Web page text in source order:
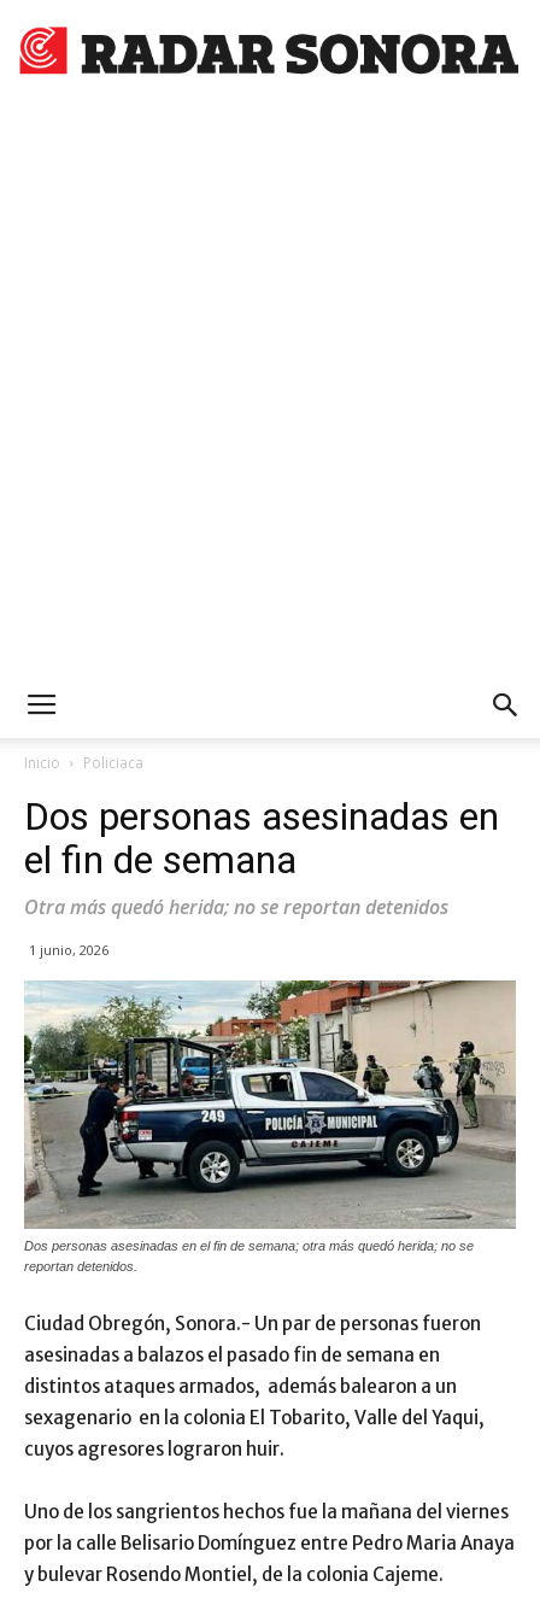
Inicio Policiaca
Dos personas asesinadas en
el fin de semana
Otra más quedó herida; no se reportan detenidos
1 junio, 2026
Dos personas asesinadas en el fin de semana; otra más quedó herida; no se
reportan detenidos.
Ciudad Obregón, Sonora.- Un par de personas fueron
asesinadas a balazos el pasado fin de semana en
distintos ataques armados, además balearon a un
sexagenario en la colonia El Tobarito, Valle del Yaqui,
cuyos agresores lograron huir.
Uno de los sangrientos hechos fue la mañana del viernes
por la calle Belisario Domínguez entre Pedro Maria Anaya
y bulevar Rosendo Montiel, de la colonia Cajeme.